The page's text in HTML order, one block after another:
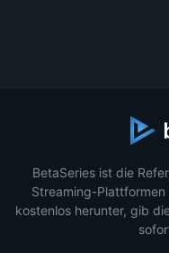
BetaSeries ist die
Streaming-
kostenlos herunter, gib